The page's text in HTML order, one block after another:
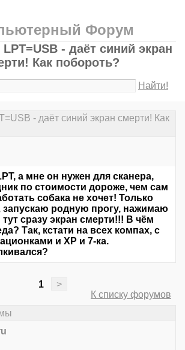
Форум
- даёт синий экран
Как побороть?
Найти!
- даёт синий экран смерти! Как
а мне он нужен для сканера,
по стоимости дороже, чем сам
собака не хочет! Только
запускаю родную прогу, нажимаю
сразу экран смерти!!! В чём
Так, кстати на всех компах, с
и ХР и 7-ка.
1
>
К списку форумов